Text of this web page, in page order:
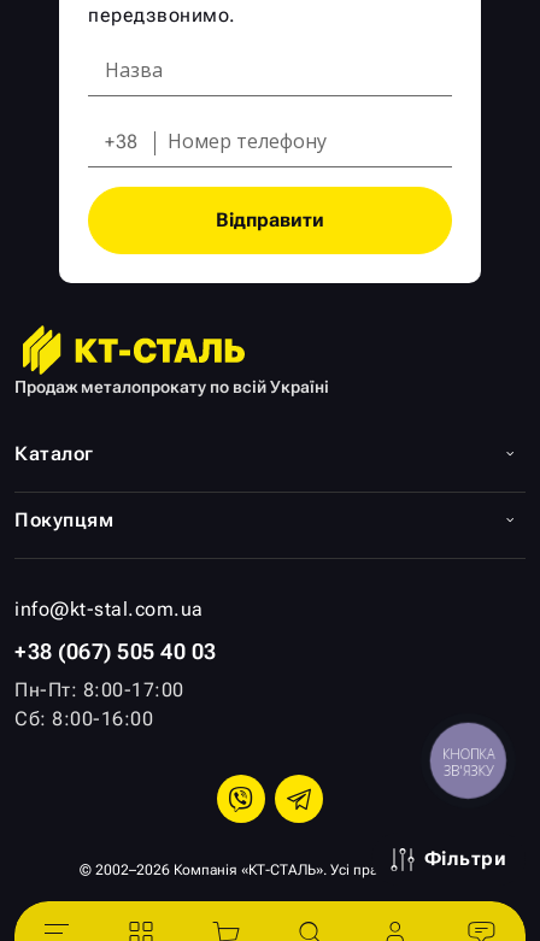
Фільтри
Продаж металопрокату по всій Україні
info@kt-stal.com.ua
+38 (067) 505 40 03
Пн-Пт: 8:00-17:00
Сб: 8:00-16:00
Каталог
Покупцям
передзвонимо.
+38
Відправити
© 2002–2026 Компанія «КТ-СТАЛЬ». Усі права захищені.
КНОПКА
ЗВ'ЯЗКУ